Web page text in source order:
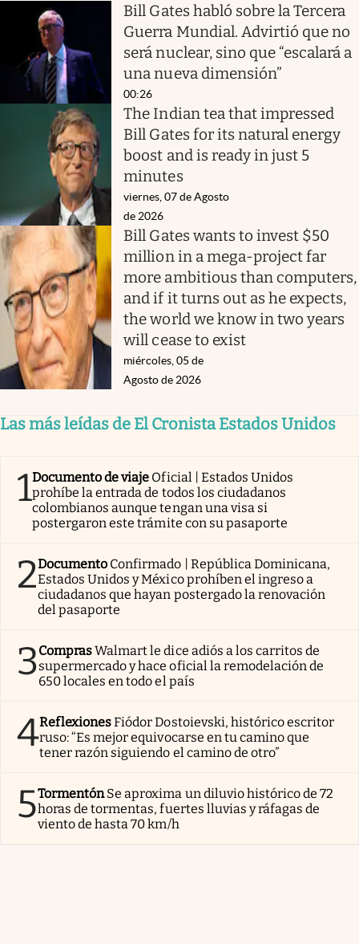
Bill Gates habló sobre la Tercera
Guerra Mundial. Advirtió que no
será nuclear, sino que “escalará a
una nueva dimensión”
00:26
The Indian tea that impressed
Bill Gates for its natural energy
boost and is ready in just 5
minutes
viernes, 07 de Agosto
de 2026
Bill Gates wants to invest $50
million in a mega-project far
more ambitious than computers,
and if it turns out as he expects,
the world we know in two years
will cease to exist
miércoles, 05 de
Agosto de 2026
Las más leídas de El Cronista Estados Unidos
1Documento de viaje Oficial | Estados Unidos
prohíbe la entrada de todos los ciudadanos
colombianos aunque tengan una visa si
postergaron este trámite con su pasaporte
2Documento Confirmado | República Dominicana,
Estados Unidos y México prohíben el ingreso a
ciudadanos que hayan postergado la renovación
del pasaporte
3ComprasWalmart le dice adiós a los carritos de
supermercado y hace oficial la remodelación de
650 locales en todo el país
4ReflexionesFiódor Dostoievski, histórico escritor
ruso: “Es mejor equivocarse en tu camino que
tener razón siguiendo el camino de otro”
5TormentónSe aproxima un diluvio histórico de 72
horas de tormentas, fuertes lluvias y ráfagas de
viento de hasta 70 km/h